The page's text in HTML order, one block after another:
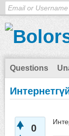
Questions
0